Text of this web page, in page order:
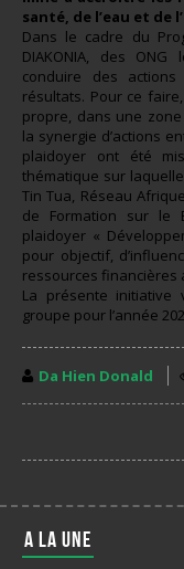
santé, de l’eau et de
Dans le cadre du
DIAKONIA, des
conduire des
résultats. Pour ce
propre, dans une
la synergie d’actions
plaidoyer ont été
thématique sur
Tin Tua, Réseau
de Formation sur le
plaidoyer «
pour objectif,
ressources financières
La présente initiative
groupe pour l’année
Da Hien Donald
A LA UNE